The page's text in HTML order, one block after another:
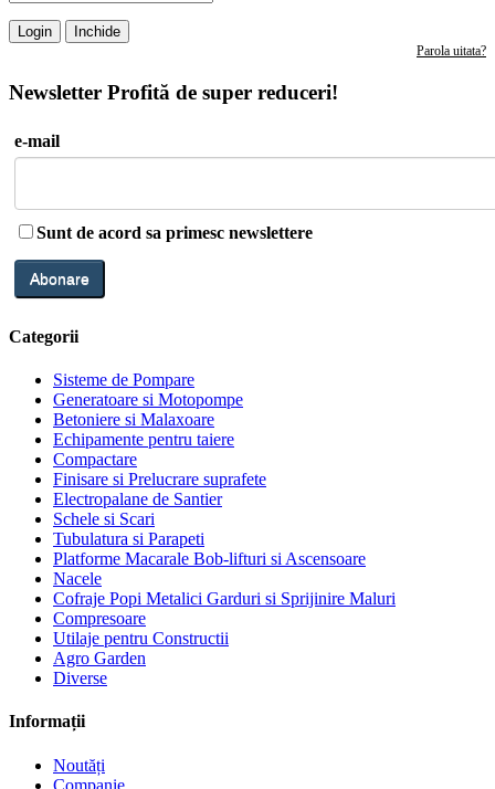
Login Inchide
Parola uitata?
Newsletter Profită de super reduceri!
e-mail
Sunt de acord sa primesc newslettere
Categorii
Sisteme de Pompare
Generatoare si Motopompe
Betoniere si Malaxoare
Echipamente pentru taiere
Compactare
Finisare si Prelucrare suprafete
Electropalane de Santier
Schele si Scari
Tubulatura si Parapeti
Platforme Macarale Bob-lifturi si Ascensoare
Nacele
Cofraje Popi Metalici Garduri si Sprijinire Maluri
Compresoare
Utilaje pentru Constructii
Agro Garden
Diverse
Informații
Noutăți
Companie